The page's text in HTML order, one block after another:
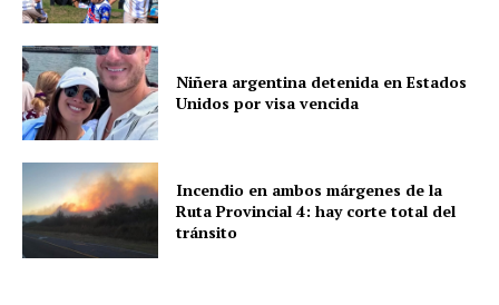
Niñera argentina detenida en Estados
Unidos por visa vencida
Incendio en ambos márgenes de la
Ruta Provincial 4: hay corte total del
tránsito